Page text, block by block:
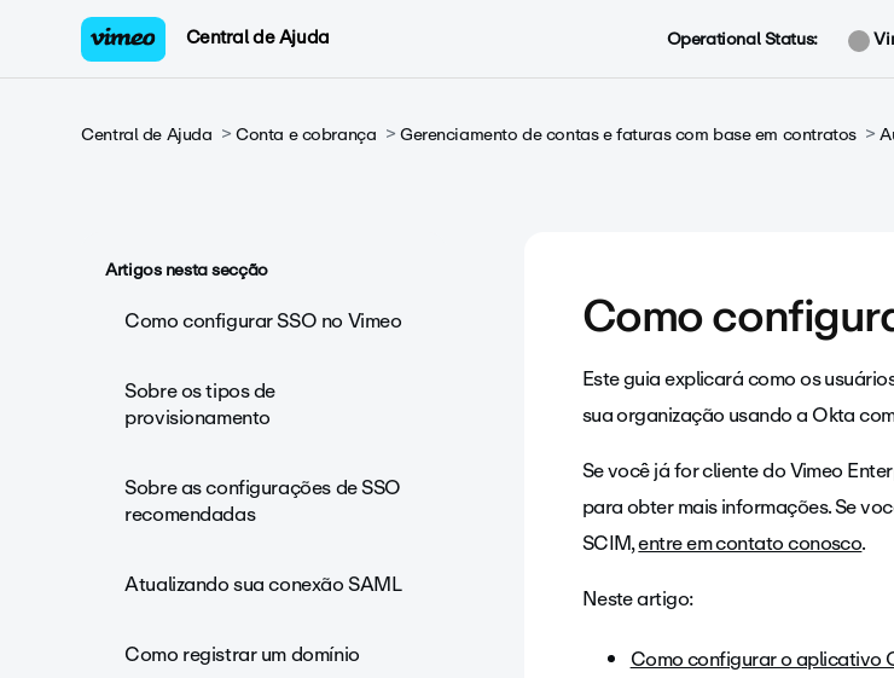
Central de Ajuda Operational Status:
Central de Ajuda Conta e cobrança Gerenciamento de contas e faturas com base em contratos
Artigos nesta secção
Como configurar SSO no Vimeo
Sobre os tipos de
provisionamento
Sobre as configurações de SSO
recomendadas
Atualizando sua conexão SAML
Como registrar um domínio
Como
Este guia explicará como os
sua organização usando a Okta
Se você já for cliente do Vimeo
para obter mais informações. Se
SCIM,entre em contato conosco.
Neste artigo:
Como configurar o aplicativo